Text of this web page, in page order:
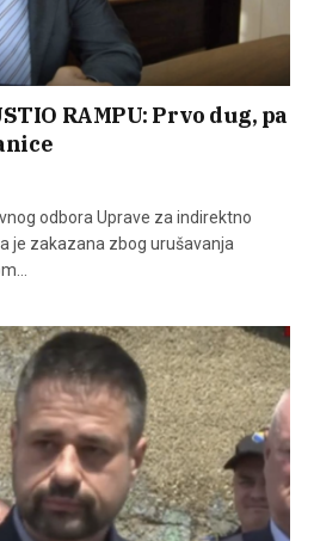
RAMPU: Prvo dug, pa
odbora Uprave za indirektno
je zakazana zbog urušavanja